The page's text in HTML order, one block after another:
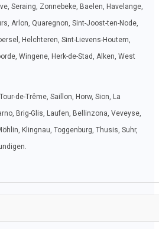
Seraing, Zonnebeke, Baelen, Havelange,
Arlon, Quaregnon, Sint-Joost-ten-Node,
Helchteren, Sint-Lievens-Houtem,
Wingene, Herk-de-Stad, Alken, West
de-Trême, Saillon, Horw, Sion, La
Brig-Glis, Laufen, Bellinzona, Veveyse,
Klingnau, Toggenburg, Thusis, Suhr,